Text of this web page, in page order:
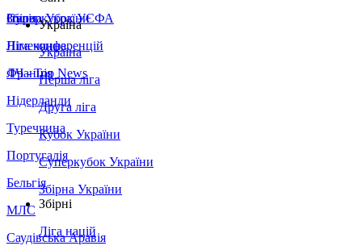
Збірна України
Італія
Німеччина
Франція
Нідерланди
Туреччина
Португалія
Бельгія
МЛС
Саудівська Аравія
Суперкубок УЄФА
Ліга конференцій
ЛЧ - Top News
Україна
Україна
Перша ліга
Друга ліга
Кубок України
Суперкубок України
Збірна України
Збірні
Ліга націй